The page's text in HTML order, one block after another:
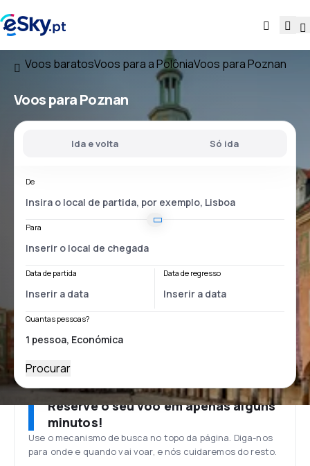
Voos baratosVoos para a PolôniaVoos para Poznan
Voos para Poznan
Ida e volta Só ida
De
Para
Data de partida Data de regresso
Quantas pessoas?
Procurar
Reserve o seu voo em apenas alguns
minutos!
Use o mecanismo de busca no topo da página. Diga-nos
para onde e quando vai voar, e nós cuidaremos do resto.